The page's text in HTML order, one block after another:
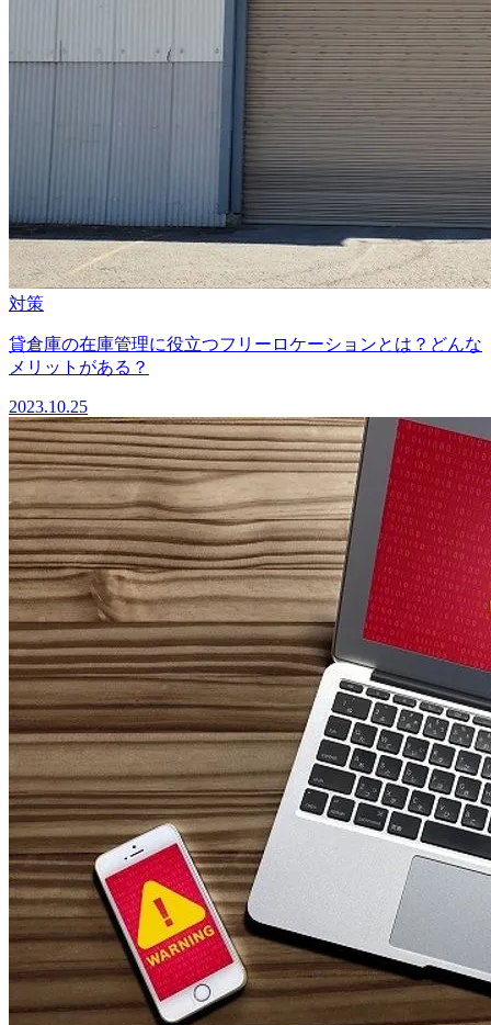
対策
貸倉庫の在庫管理に役立つフリーロケーションとは？どんな
メリットがある？
2023.10.25